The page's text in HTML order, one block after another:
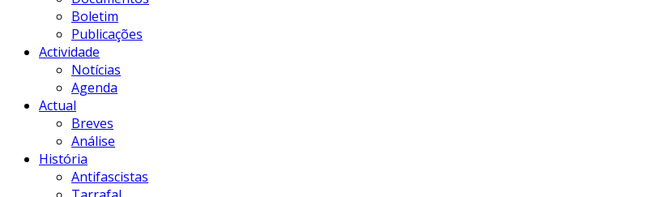
Boletim
Publicações
Actividade
Notícias
Agenda
Actual
Breves
Análise
História
Antifascistas